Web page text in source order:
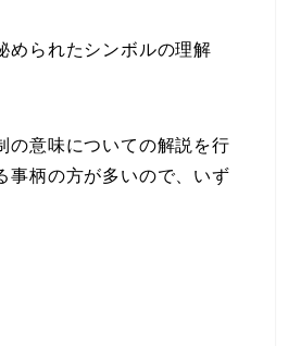
められたシンボルの理解
の意味についての解説を行
事柄の方が多いので、いず